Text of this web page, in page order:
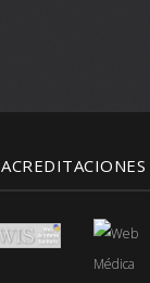
ACREDITACIONES